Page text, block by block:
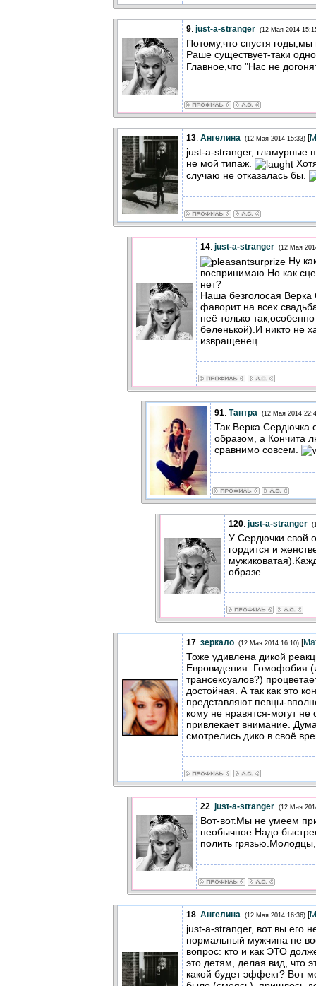
9. just-a-stranger (12 Мая 2014
Потому,что спустя годы,мы
Раше существует-таки
Главное,что "Нас не
13. Ангелина (12 Мая 2014 15:33) [
just-a-stranger, гламурные
не мой типаж.
случаю не отказалась бы.
14. just-a-stranger (12 Мая
Ну
воспринимаю.Но как
нет?
Наша безголосая
фаворит на всех
неё только
беленькой).И никто не
извращенец.
91. Тантра (12 Мая 2014
Так Верка Сердючка
образом, а Кончита
сравнимо совсем.
120. just-a-stranger
У Сердючки свой
гордится и
образе.
17. зеркало (12 Мая 2014 16:10) [
Тоже удивлена дикой
Евровидения. Гомофобия
трансексуалов?)
достойная. А так как это
представляют певцы-
кому не нравятся-могут
привлекает внимание.
смотрелись дико в своё
22. just-a-stranger (12 Мая
Вот-вот.Мы не умеем
необычное.Надо
полить
18. Ангелина (12 Мая 2014 16:36) [
just-a-stranger, вот вы его
нормальный мужчина не
вопрос: кто и как ЭТО
это детям, делая вид, что
какой будет эффект? Вот